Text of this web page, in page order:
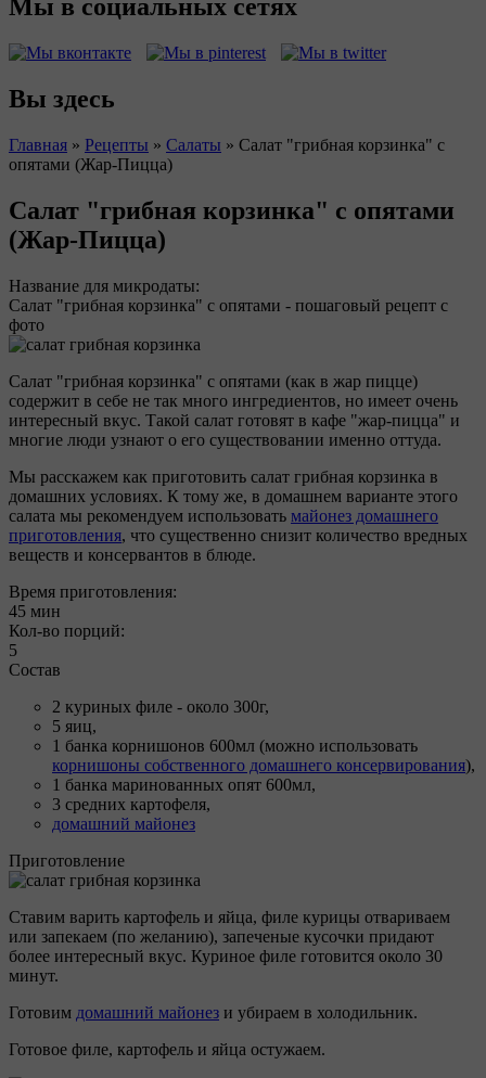
Мы в социальных сетях
Вы здесь
Главная » Рецепты » Салаты » Салат "грибная корзинка" с
опятами (Жар-Пицца)
Салат "грибная корзинка" с опятами
(Жар-Пицца)
Название для микродаты:
Салат "грибная корзинка" с опятами - пошаговый рецепт с
фото
Салат "грибная корзинка" с опятами (как в жар пицце)
содержит в себе не так много ингредиентов, но имеет очень
интересный вкус. Такой салат готовят в кафе "жар-пицца" и
многие люди узнают о его существовании именно оттуда.
Мы расскажем как приготовить салат грибная корзинка в
домашних условиях. К тому же, в домашнем варианте этого
салата мы рекомендуем использовать майонез домашнего
приготовления, что существенно снизит количество вредных
веществ и консервантов в блюде.
Время приготовления:
45 мин
Кол-во порций:
5
Состав
2 куриных филе - около 300г,
5 яиц,
1 банка корнишонов 600мл (можно использовать
корнишоны собственного домашнего консервирования),
1 банка маринованных опят 600мл,
3 средних картофеля,
домашний майонез
Приготовление
Ставим варить картофель и яйца, филе курицы отвариваем
или запекаем (по желанию), запеченые кусочки придают
более интересный вкус. Куриное филе готовится около 30
минут.
Готовим домашний майонез и убираем в холодильник.
Готовое филе, картофель и яйца остужаем.